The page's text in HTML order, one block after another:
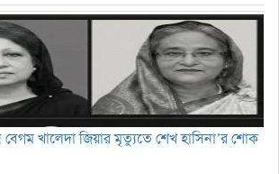
বেগম খালেদা জিয়ার মৃত্যুতে শেখ হাসিনা’র শোক